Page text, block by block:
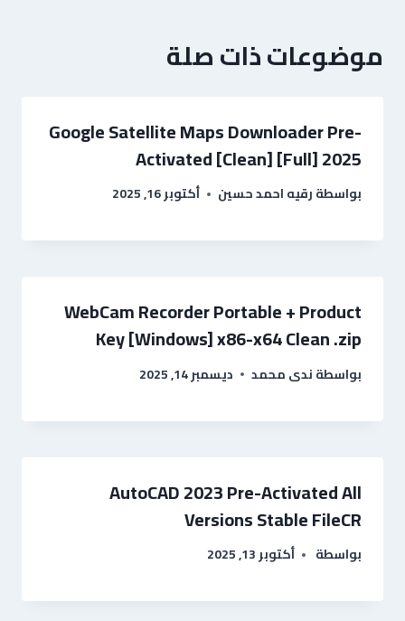
موضوعات ذات صلة
Google Satellite Maps Downloader Pre-
Activated [Clean] [Full] 2025
بواسطةرقيه احمد حسين أكتوبر 16, 2025
WebCam Recorder Portable + Product
Key [Windows] x86-x64 Clean .zip
بواسطةندى محمد ديسمبر 14, 2025
AutoCAD 2023 Pre-Activated All
Versions Stable FileCR
بواسطة أكتوبر 13, 2025